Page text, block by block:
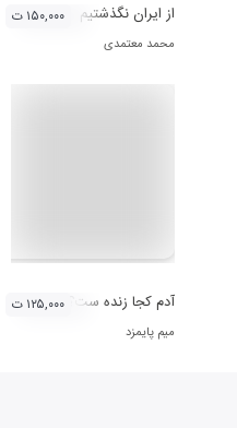
از ایران نگذشتیم
محمد معتمدی
۱۵۰,۰۰۰ ت
آدم کجا زنده ست؟
میم پایمزد
۱۲۵,۰۰۰ ت